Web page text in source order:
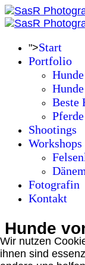
">Start
Portfolio
Hunde
Beste
Pferde
Shootings
Workshops
Fotografin
Kontakt
Hunde
Wir nutzen
ihnen sind